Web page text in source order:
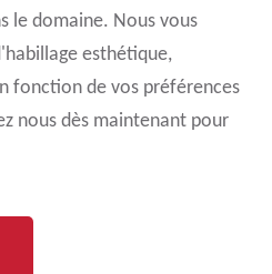
le domaine. Nous vous
esthétique,
fonction de vos préférences
nous dès maintenant pour